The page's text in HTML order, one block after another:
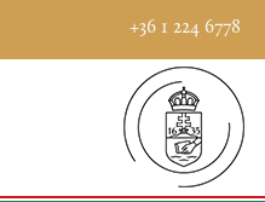
+36 1 224 6778